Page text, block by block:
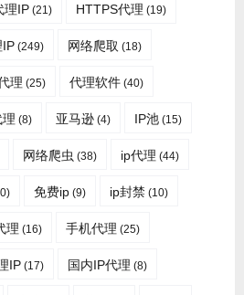
理IP (21) HTTPS代理 (19)
IP (249) 网络爬取 (18)
理 (25) 代理软件 (40)
(8) 亚马逊 (4) IP池 (15)
网络爬虫 (38) ip代理 (44)
免费ip (9) ip封禁 (10)
理 (16) 手机代理 (25)
IP (17) 国内IP代理 (8)